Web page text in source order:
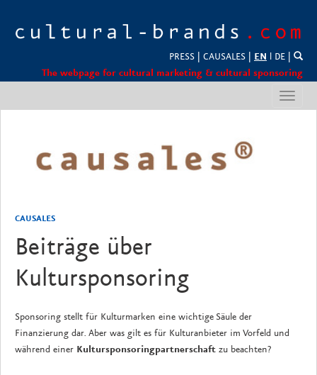
PRESS CAUSALES EN DE
The webpage for cultural marketing & cultural sponsoring
CAUSALES
Beiträge über
Kultursponsoring
Sponsoring stellt für Kulturmarken eine wichtige Säule der
Finanzierung dar. Aber was gilt es für Kulturanbieter im Vorfeld und
während einer Kultursponsoringpartnerschaft zu beachten?